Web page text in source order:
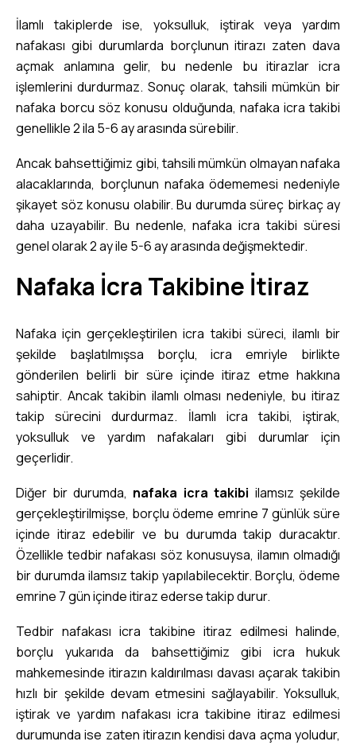
İlamlı takiplerde ise, yoksulluk, iştirak veya yardım
nafakası gibi durumlarda borçlunun itirazı zaten dava
açmak anlamına gelir, bu nedenle bu itirazlar icra
işlemlerini durdurmaz. Sonuç olarak, tahsili mümkün bir
nafaka borcu söz konusu olduğunda, nafaka icra takibi
genellikle 2 ila 5-6 ay arasında sürebilir.
Ancak bahsettiğimiz gibi, tahsili mümkün olmayan nafaka
alacaklarında, borçlunun nafaka ödememesi nedeniyle
şikayet söz konusu olabilir. Bu durumda süreç birkaç ay
daha uzayabilir. Bu nedenle, nafaka icra takibi süresi
genel olarak 2 ay ile 5-6 ay arasında değişmektedir.
Nafaka İcra Takibine İtiraz
Nafaka için gerçekleştirilen icra takibi süreci, ilamlı bir
şekilde başlatılmışsa borçlu, icra emriyle birlikte
gönderilen belirli bir süre içinde itiraz etme hakkına
sahiptir. Ancak takibin ilamlı olması nedeniyle, bu itiraz
takip sürecini durdurmaz. İlamlı icra takibi, iştirak,
yoksulluk ve yardım nafakaları gibi durumlar için
geçerlidir.
Diğer bir durumda, nafaka icra takibi ilamsız şekilde
gerçekleştirilmişse, borçlu ödeme emrine 7 günlük süre
içinde itiraz edebilir ve bu durumda takip duracaktır.
Özellikle tedbir nafakası söz konusuysa, ilamın olmadığı
bir durumda ilamsız takip yapılabilecektir. Borçlu, ödeme
emrine 7 gün içinde itiraz ederse takip durur.
Tedbir nafakası icra takibine itiraz edilmesi halinde,
borçlu yukarıda da bahsettiğimiz gibi icra hukuk
mahkemesinde itirazın kaldırılması davası açarak takibin
hızlı bir şekilde devam etmesini sağlayabilir. Yoksulluk,
iştirak ve yardım nafakası icra takibine itiraz edilmesi
durumunda ise zaten itirazın kendisi dava açma yoludur,